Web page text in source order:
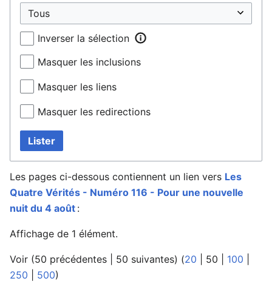
Inverser la sélection
Masquer les inclusions
Masquer les liens
Masquer les redirections
Lister
Les pages ci-dessous contiennent un lien vers Les
Quatre Vérités - Numéro 116 - Pour une nouvelle
nuit du 4 août :
Affichage de 1 élément.
Voir (50 précédentes 50 suivantes) (20 50 100
250
500)